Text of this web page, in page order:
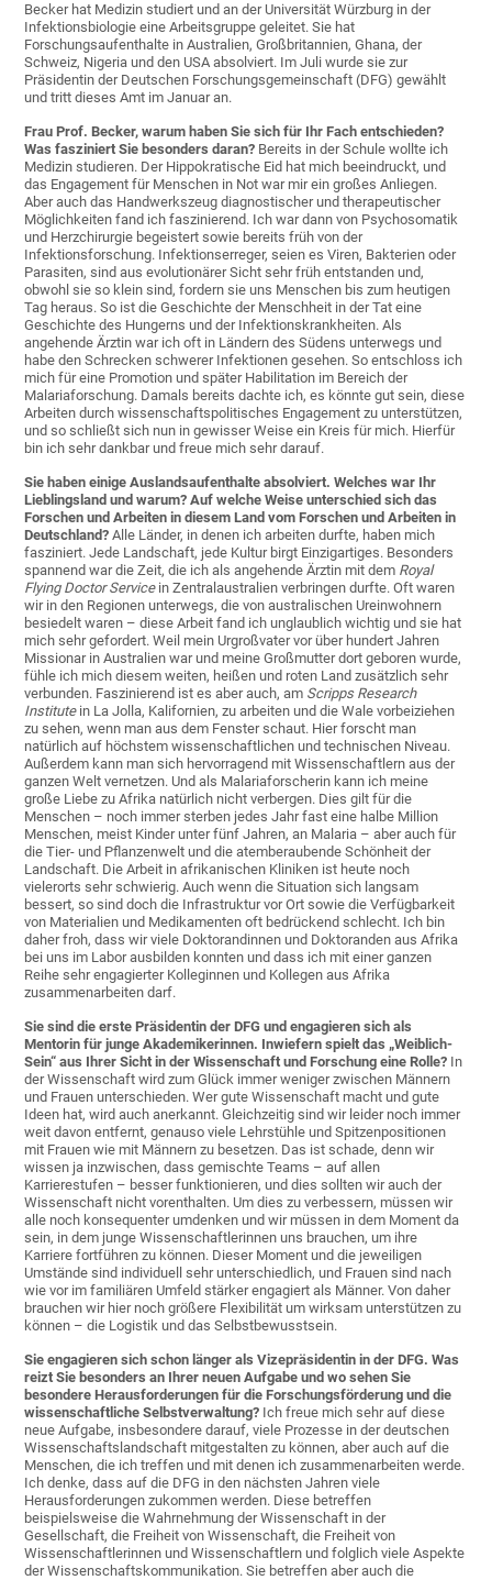
Becker hat Medizin studiert und an der Universität Würzburg in der
Infektionsbiologie eine Arbeitsgruppe geleitet. Sie hat
Forschungsaufenthalte in Australien, Großbritannien, Ghana, der
Schweiz, Nigeria und den USA absolviert. Im Juli wurde sie zur
Präsidentin der Deutschen Forschungsgemeinschaft (DFG) gewählt
und tritt dieses Amt im Januar an.
Frau Prof. Becker, warum haben Sie sich für Ihr Fach entschieden?
Was fasziniert Sie besonders daran? Bereits in der Schule wollte ich
Medizin studieren. Der Hippokratische Eid hat mich beeindruckt, und
das Engagement für Menschen in Not war mir ein großes Anliegen.
Aber auch das Handwerkszeug diagnostischer und therapeutischer
Möglichkeiten fand ich faszinierend. Ich war dann von Psychosomatik
und Herzchirurgie begeistert sowie bereits früh von der
Infektionsforschung. Infektionserreger, seien es Viren, Bakterien oder
Parasiten, sind aus evolutionärer Sicht sehr früh entstanden und,
obwohl sie so klein sind, fordern sie uns Menschen bis zum heutigen
Tag heraus. So ist die Geschichte der Menschheit in der Tat eine
Geschichte des Hungerns und der Infektionskrankheiten. Als
angehende Ärztin war ich oft in Ländern des Südens unterwegs und
habe den Schrecken schwerer Infektionen gesehen. So entschloss ich
mich für eine Promotion und später Habilitation im Bereich der
Malariaforschung. Damals bereits dachte ich, es könnte gut sein, diese
Arbeiten durch wissenschaftspolitisches Engagement zu unterstützen,
und so schließt sich nun in gewisser Weise ein Kreis für mich. Hierfür
bin ich sehr dankbar und freue mich sehr darauf.
Sie haben einige Auslandsaufenthalte absolviert. Welches war Ihr
Lieblingsland und warum? Auf welche Weise unterschied sich das
Forschen und Arbeiten in diesem Land vom Forschen und Arbeiten in
Deutschland?Alle Länder, in denen ich arbeiten durfte, haben mich
fasziniert. Jede Landschaft, jede Kultur birgt Einzigartiges. Besonders
spannend war die Zeit, die ich als angehende Ärztin mit dem Royal
Flying Doctor Servicein Zentralaustralien verbringen durfte. Oft waren
wir in den Regionen unterwegs, die von australischen Ureinwohnern
besiedelt waren – diese Arbeit fand ich unglaublich wichtig und sie hat
mich sehr gefordert. Weil mein Urgroßvater vor über hundert Jahren
Missionar in Australien war und meine Großmutter dort geboren wurde,
fühle ich mich diesem weiten, heißen und roten Land zusätzlich sehr
verbunden. Faszinierend ist es aber auch, am Scripps Research
Institutein La Jolla, Kalifornien, zu arbeiten und die Wale vorbeiziehen
zu sehen, wenn man aus dem Fenster schaut. Hier forscht man
natürlich auf höchstem wissenschaftlichen und technischen Niveau.
Außerdem kann man sich hervorragend mit Wissenschaftlern aus der
ganzen Welt vernetzen. Und als Malariaforscherin kann ich meine
große Liebe zu Afrika natürlich nicht verbergen. Dies gilt für die
Menschen – noch immer sterben jedes Jahr fast eine halbe Million
Menschen, meist Kinder unter fünf Jahren, an Malaria – aber auch für
die Tier- und Pflanzenwelt und die atemberaubende Schönheit der
Landschaft. Die Arbeit in afrikanischen Kliniken ist heute noch
vielerorts sehr schwierig. Auch wenn die Situation sich langsam
bessert, so sind doch die Infrastruktur vor Ort sowie die Verfügbarkeit
von Materialien und Medikamenten oft bedrückend schlecht. Ich bin
daher froh, dass wir viele Doktorandinnen und Doktoranden aus Afrika
bei uns im Labor ausbilden konnten und dass ich mit einer ganzen
Reihe sehr engagierter Kolleginnen und Kollegen aus Afrika
zusammenarbeiten darf.
Sie sind die erste Präsidentin der DFG und engagieren sich als
Mentorin für junge Akademikerinnen. Inwiefern spielt das „Weiblich-
Sein“ aus Ihrer Sicht in der Wissenschaft und Forschung eine Rolle? In
der Wissenschaft wird zum Glück immer weniger zwischen Männern
und Frauen unterschieden. Wer gute Wissenschaft macht und gute
Ideen hat, wird auch anerkannt. Gleichzeitig sind wir leider noch immer
weit davon entfernt, genauso viele Lehrstühle und Spitzenpositionen
mit Frauen wie mit Männern zu besetzen. Das ist schade, denn wir
wissen ja inzwischen, dass gemischte Teams – auf allen
Karrierestufen – besser funktionieren, und dies sollten wir auch der
Wissenschaft nicht vorenthalten. Um dies zu verbessern, müssen wir
alle noch konsequenter umdenken und wir müssen in dem Moment da
sein, in dem junge Wissenschaftlerinnen uns brauchen, um ihre
Karriere fortführen zu können. Dieser Moment und die jeweiligen
Umstände sind individuell sehr unterschiedlich, und Frauen sind nach
wie vor im familiären Umfeld stärker engagiert als Männer. Von daher
brauchen wir hier noch größere Flexibilität um wirksam unterstützen zu
können – die Logistik und das Selbstbewusstsein.
Sie engagieren sich schon länger als Vizepräsidentin in der DFG. Was
reizt Sie besonders an Ihrer neuen Aufgabe und wo sehen Sie
besondere Herausforderungen für die Forschungsförderung und die
wissenschaftliche Selbstverwaltung? Ich freue mich sehr auf diese
neue Aufgabe, insbesondere darauf, viele Prozesse in der deutschen
Wissenschaftslandschaft mitgestalten zu können, aber auch auf die
Menschen, die ich treffen und mit denen ich zusammenarbeiten werde.
Ich denke, dass auf die DFG in den nächsten Jahren viele
Herausforderungen zukommen werden. Diese betreffen
beispielsweise die Wahrnehmung der Wissenschaft in der
Gesellschaft, die Freiheit von Wissenschaft, die Freiheit von
Wissenschaftlerinnen und Wissenschaftlern und folglich viele Aspekte
der Wissenschaftskommunikation. Sie betreffen aber auch die